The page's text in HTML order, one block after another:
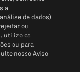
a
de dados)
ou
utilize os
ou para
nosso Aviso